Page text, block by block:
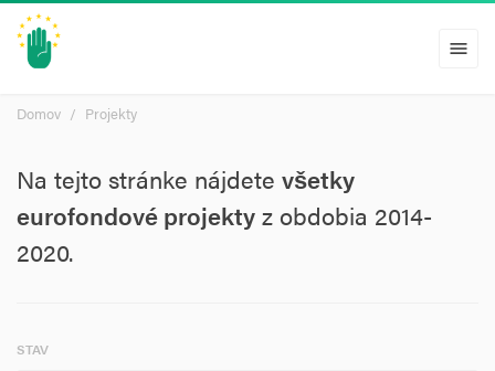
menu
Domov Projekty
Na tejto stránke nájdete všetky
eurofondové projektyz obdobia 2014-
2020.
STAV